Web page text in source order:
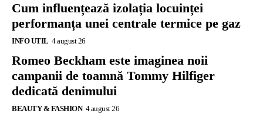
Cum influențează izolația locuinței
performanța unei centrale termice pe gaz
INFO UTIL 4 august 26
Romeo Beckham este imaginea noii
campanii de toamnă Tommy Hilfiger
dedicată denimului
BEAUTY & FASHION 4 august 26